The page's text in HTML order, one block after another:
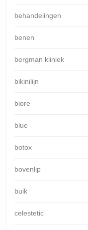
behandelingen
benen
bergman kliniek
bikinilijn
biore
blue
botox
bovenlip
buik
celestetic